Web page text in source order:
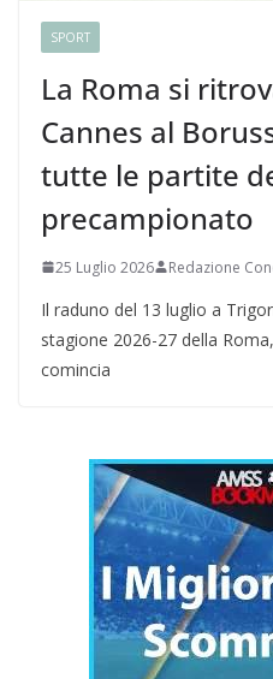
SPORT
La Roma si
Cannes al
tutte le partite
precampionato
25 Luglio 2026 Redazione
Il raduno del 13 luglio a
stagione 2026-27 della
comincia